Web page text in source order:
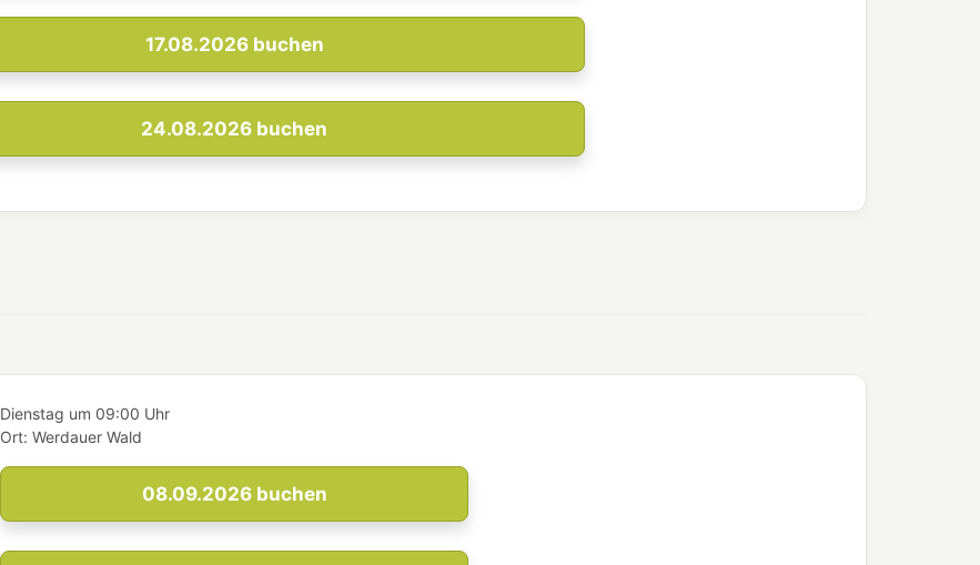
17.08.2026buchen
24.08.2026 buchen
Dienstag um 09:00 Uhr
Ort: Werdauer Wald
08.09.2026buchen